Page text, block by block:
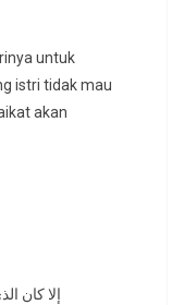
untuk
istri tidak mau
akan
إلا كان